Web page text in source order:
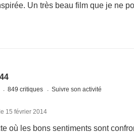
Un très beau film que je ne
849 critiques Suivre son activité
15 février 2014
où les bons sentiments sont